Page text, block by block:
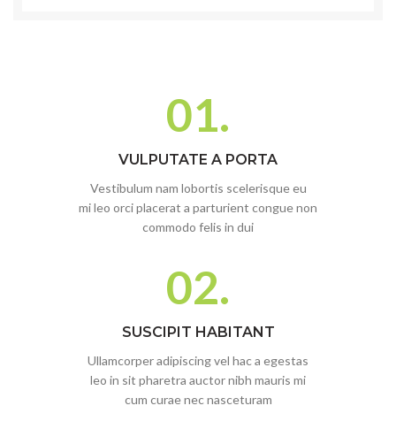
01.
VULPUTATE A PORTA
Vestibulum nam lobortis scelerisque eu
mi leo orci placerat a parturient congue non
commodo felis in dui
02.
SUSCIPIT HABITANT
Ullamcorper adipiscing vel hac a egestas
leo in sit pharetra auctor nibh mauris mi
cum curae nec nasceturam